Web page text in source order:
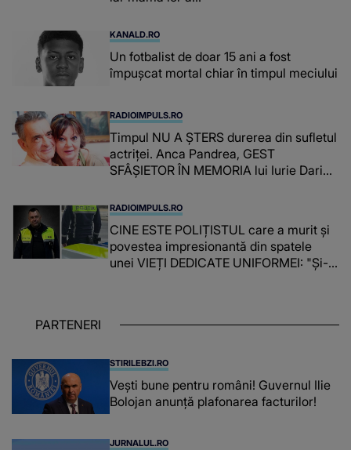
KANALD.RO
Un fotbalist de doar 15 ani a fost
împușcat mortal chiar în timpul meciului
RADIOIMPULS.RO
Timpul NU A ȘTERS durerea din sufletul
actriței. Anca Pandrea, GEST
SFÂȘIETOR ÎN MEMORIA lui Iurie Darie:
timpul parcă..."
RADIOIMPULS.RO
CINE ESTE POLIȚISTUL care a murit și
povestea impresionantă din spatele
unei VIEȚI DEDICATE UNIFORMEI: "Și-a
PARTENERI
STIRILEBZI.RO
Vești bune pentru români! Guvernul Ilie
Bolojan anunță plafonarea facturilor!
JURNALUL.RO